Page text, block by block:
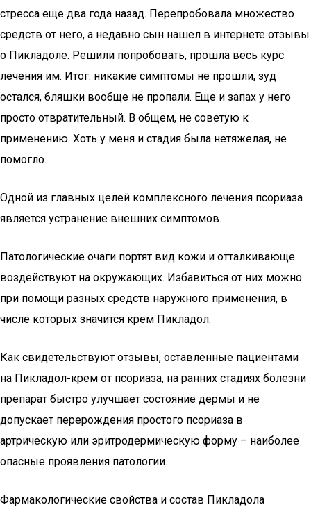
стресса еще два года назад. Перепробовала множество
средств от него, а недавно сын нашел в интернете отзывы
о Пикладоле. Решили попробовать, прошла весь курс
лечения им. Итог: никакие симптомы не прошли, зуд
остался, бляшки вообще не пропали. Еще и запах у него
просто отвратительный. В общем, не советую к
применению. Хоть у меня и стадия была нетяжелая, не
помогло.
Одной из главных целей комплексного лечения псориаза
является устранение внешних симптомов.
Патологические очаги портят вид кожи и отталкивающе
воздействуют на окружающих. Избавиться от них можно
при помощи разных средств наружного применения, в
числе которых значится крем Пикладол.
Как свидетельствуют отзывы, оставленные пациентами
на Пикладол-крем от псориаза, на ранних стадиях болезни
препарат быстро улучшает состояние дермы и не
допускает перерождения простого псориаза в
артрическую или эритродермическую форму – наиболее
опасные проявления патологии.
Фармакологические свойства и состав Пикладола